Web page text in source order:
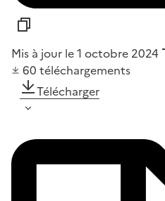
Mis à jour le 1 octobre 2024
60 téléchargements
Télécharger